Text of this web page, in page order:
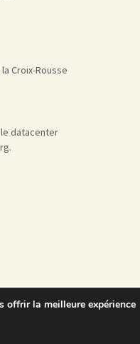
Croix-Rousse
datacenter
offrir la meilleure expérience